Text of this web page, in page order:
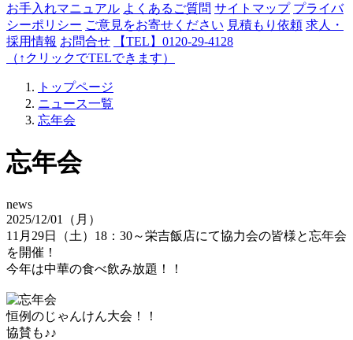
お手入れマニュアル よくあるご質問 サイトマップ プライバ
シーポリシー ご意見をお寄せください 見積もり依頼 求人・
採用情報 お問合せ
【TEL】0120-29-4128
（↑クリックでTELできます）
トップページ
ニュース一覧
忘年会
忘年会
news
2025/12/01（月）
11月29日（土）18：30～栄吉飯店にて協力会の皆様と忘年会
を開催！
今年は中華の食べ飲み放題！！
恒例のじゃんけん大会！！
協賛も♪♪